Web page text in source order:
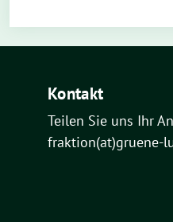
Kontakt
Teilen Sie uns Ihr
fraktion(at)gruene-